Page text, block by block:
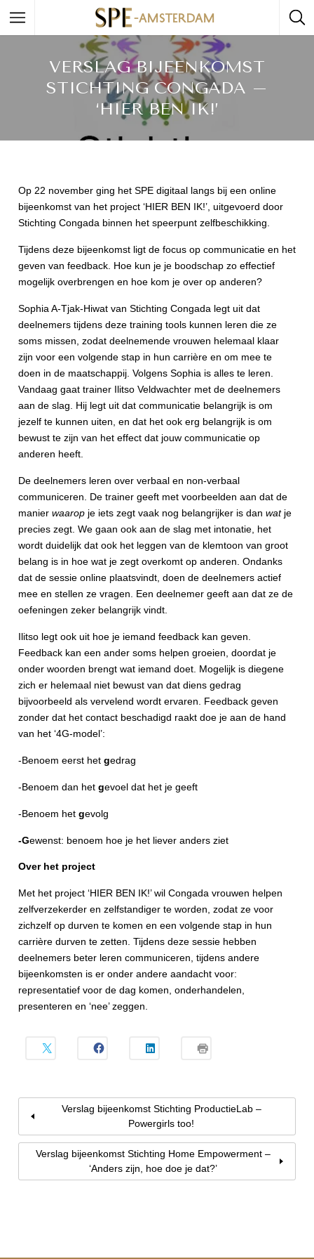
VERSLAG BIJEENKOMST
STICHTING CONGADA –
‘HIER BEN IK!’
Op 22 november ging het SPE digitaal langs bij een online
bijeenkomst van het project ‘HIER BEN IK!’, uitgevoerd door
Stichting Congada binnen het speerpunt zelfbeschikking.
Tijdens deze bijeenkomst ligt de focus op communicatie en het
geven van feedback. Hoe kun je je boodschap zo effectief
mogelijk overbrengen en hoe kom je over op anderen?
Sophia A-Tjak-Hiwat van Stichting Congada legt uit dat
deelnemers tijdens deze training tools kunnen leren die ze
soms missen, zodat deelnemende vrouwen helemaal klaar
zijn voor een volgende stap in hun carrière en om mee te
doen in de maatschappij. Volgens Sophia is alles te leren.
Vandaag gaat trainer Ilitso Veldwachter met de deelnemers
aan de slag. Hij legt uit dat communicatie belangrijk is om
jezelf te kunnen uiten, en dat het ook erg belangrijk is om
bewust te zijn van het effect dat jouw communicatie op
anderen heeft.
De deelnemers leren over verbaal en non-verbaal
communiceren. De trainer geeft met voorbeelden aan dat de
manier waarop je iets zegt vaak nog belangrijker is dan wat je
precies zegt. We gaan ook aan de slag met intonatie, het
wordt duidelijk dat ook het leggen van de klemtoon van groot
belang is in hoe wat je zegt overkomt op anderen. Ondanks
dat de sessie online plaatsvindt, doen de deelnemers actief
mee en stellen ze vragen. Een deelnemer geeft aan dat ze de
oefeningen zeker belangrijk vindt.
Ilitso legt ook uit hoe je iemand feedback kan geven.
Feedback kan een ander soms helpen groeien, doordat je
onder woorden brengt wat iemand doet. Mogelijk is diegene
zich er helemaal niet bewust van dat diens gedrag
bijvoorbeeld als vervelend wordt ervaren. Feedback geven
zonder dat het contact beschadigd raakt doe je aan de hand
van het ‘4G-model’:
-Benoem eerst het gedrag
-Benoem dan het gevoel dat het je geeft
-Benoem het gevolg
-Gewenst: benoem hoe je het liever anders ziet
Over het project
Met het project ‘HIER BEN IK!’ wil Congada vrouwen helpen
zelfverzekerder en zelfstandiger te worden, zodat ze voor
zichzelf op durven te komen en een volgende stap in hun
carrière durven te zetten. Tijdens deze sessie hebben
deelnemers beter leren communiceren, tijdens andere
bijeenkomsten is er onder andere aandacht voor:
representatief voor de dag komen, onderhandelen,
presenteren en ‘nee’ zeggen.
Verslag bijeenkomst Stichting ProductieLab –
Powergirls too!
Verslag bijeenkomst Stichting Home Empowerment –
‘Anders zijn, hoe doe je dat?’